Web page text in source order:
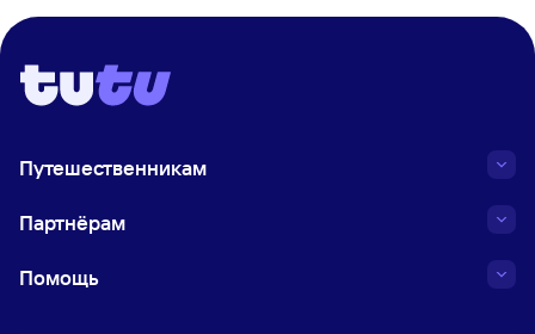
Путешественникам
Партнёрам
Помощь